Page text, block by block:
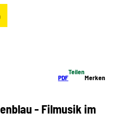
PDF
Teilen
Merken
- Filmusik im